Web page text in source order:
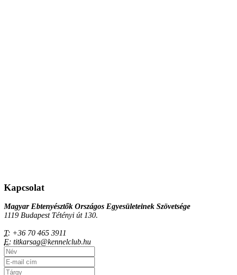
Kapcsolat
Magyar Ebtenyésztők Országos Egyesületeinek Szövetsége
1119 Budapest Tétényi út 130.
T: +36 70 465 3911
E: titkarsag@kennelclub.hu